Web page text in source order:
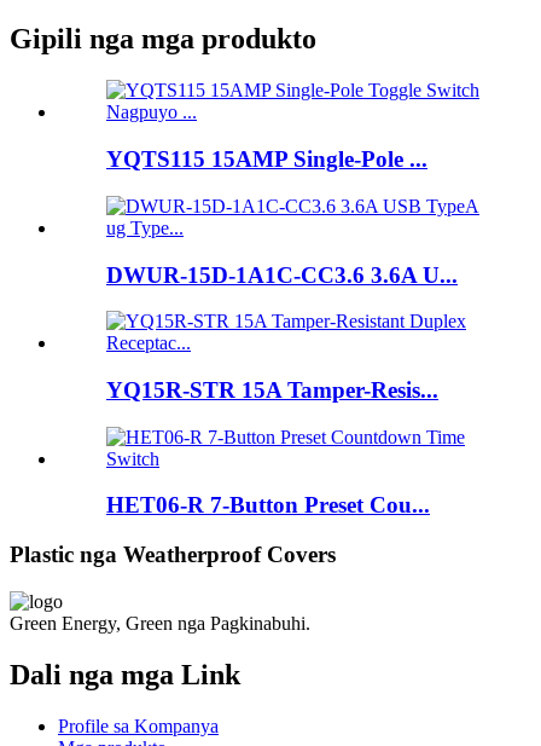
Gipili nga mga produkto
YQTS115 15AMP Single-Pole ...
DWUR-15D-1A1C-CC3.6 3.6A U...
YQ15R-STR 15A Tamper-Resis...
HET06-R 7-Button Preset Cou...
Plastic nga Weatherproof Covers
Green Energy, Green nga Pagkinabuhi.
Dali nga mga Link
Profile sa Kompanya